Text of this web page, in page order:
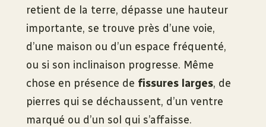
retient de la terre, dépasse une hauteur
importante, se trouve près d’une voie,
d’une maison ou d’un espace fréquenté,
ou si son inclinaison progresse. Même
chose en présence de fissures larges, de
pierres qui se déchaussent, d’un ventre
marqué ou d’un sol qui s’affaisse.